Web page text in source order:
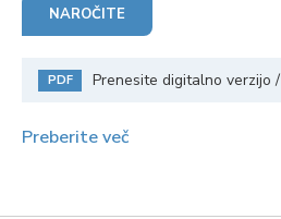
NAROČITE
PDF Prenesite digitalno verzijo /
Preberite več